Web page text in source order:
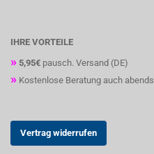
IHRE VORTEILE
» 5,95€ pausch. Versand (DE)
» Kostenlose Beratung auch abends
Vertrag widerrufen